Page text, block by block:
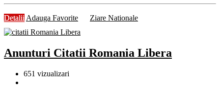
Detalii Adauga Favorite Ziare Nationale
Anunturi Citatii Romania Libera
651 vizualizari